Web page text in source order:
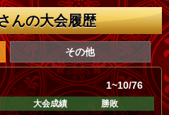
んの大会履歴
その他
1~10/76
大会成績 勝敗